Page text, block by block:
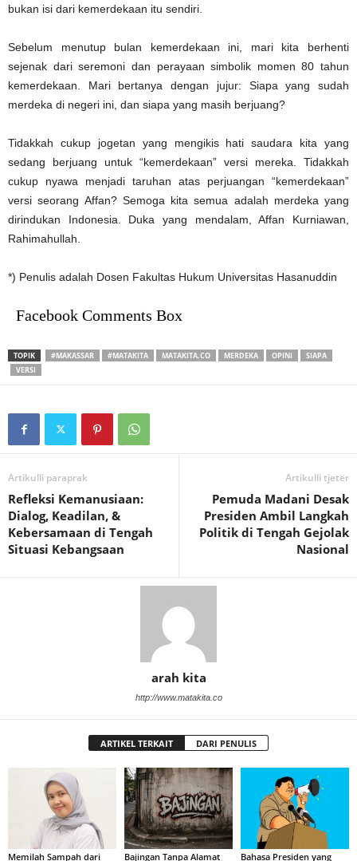
bukan isi dari kemerdekaan itu sendiri.
Sebelum menutup bulan kemerdekaan ini, mari kita berhenti
sejenak dari seremoni dan perayaan simbolik momen 80 tahun
kemerdekaan. Mari bertanya dengan jujur: Siapa yang sudah
merdeka di negeri ini, dan siapa yang masih berjuang?
Tidakkah cukup jogetan yang mengikis hati saudara kita yang
sedang berjuang untuk “kemerdekaan” versi mereka. Tidakkah
cukup nyawa menjadi taruhan atas perjuangan “kemerdekaan”
versi seorang Affan? Semoga kita semua adalah merdeka yang
dirindukan Indonesia. Duka yang mendalam, Affan Kurniawan,
Rahimahullah.
*) Penulis adalah Dosen Fakultas Hukum Universitas Hasanuddin
Facebook Comments Box
TOPIK #MAKASSAR #MATAKITA MATAKITA.CO MERDEKA OPINI
SIAPA
VERSI
Artikulli paraprak
Refleksi Kemanusiaan:
Dialog, Keadilan, &
Kebersamaan di Tengah
Situasi Kebangsaan
Artikulli tjetër
Pemuda Madani Desak
Presiden Ambil Langkah
Politik di Tengah Gejolak
Nasional
arah kita
http://www.matakita.co
ARTIKEL TERKAIT DARI PENULIS
Memilah Sampah dari
Bajingan Tanpa Alamat
Bahasa Presiden yang